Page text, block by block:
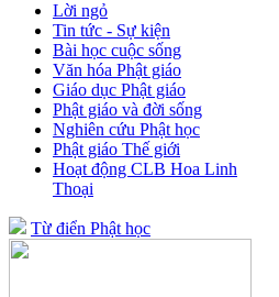
Lời ngỏ
Tin tức - Sự kiện
Bài học cuộc sống
Văn hóa Phật giáo
Giáo dục Phật giáo
Phật giáo và đời sống
Nghiên cứu Phật học
Phật giáo Thế giới
Hoạt động CLB Hoa Linh
Thoại
Từ điển Phật học